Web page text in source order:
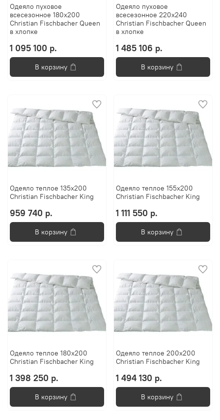
Одеяло пуховое
всесезонное 180x200
Christian Fischbacher Queen
в хлопке
1 095 100 р.
В корзину
Одеяло пуховое
всесезонное 220x240
Christian Fischbacher Queen
в хлопке
1 485 106 р.
В корзину
Одеяло теплое 135x200
Christian Fischbacher King
959 740 р.
В корзину
Одеяло теплое 155х200
Christian Fischbacher King
1 111 550 р.
В корзину
Одеяло теплое 180x200
Christian Fischbacher King
1 398 250 р.
В корзину
Одеяло теплое 200x200
Christian Fischbacher King
1 494 130 р.
В корзину